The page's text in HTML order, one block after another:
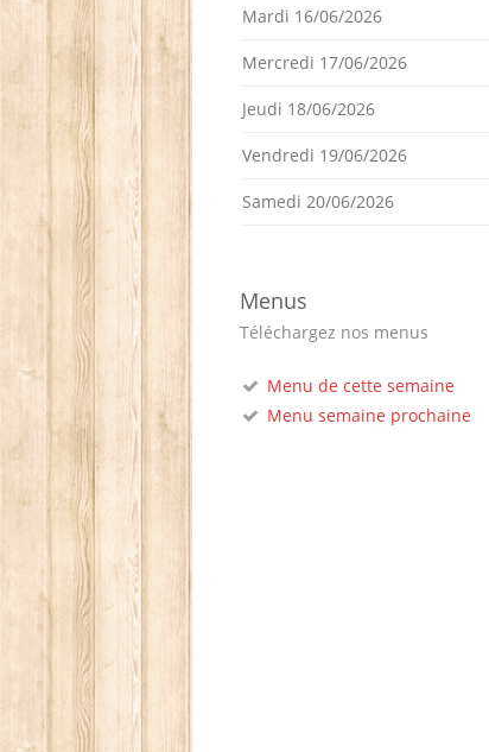
Mardi 16/06/2026
Mercredi 17/06/2026
Jeudi 18/06/2026
Vendredi 19/06/2026
Samedi 20/06/2026
Menus
Téléchargez nos menus
Menu de cette semaine
Menu semaine prochaine